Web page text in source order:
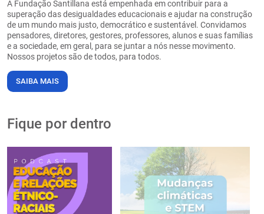
A Fundação Santillana está empenhada em contribuir para a
superação das desigualdades educacionais e ajudar na construção
de um mundo mais justo, democrático e sustentável. Convidamos
pensadores, diretores, gestores, professores, alunos e suas famílias
e a sociedade, em geral, para se juntar a nós nesse movimento.
Nossos projetos são de todos, para todos.
SAIBA MAIS
Fique por dentro